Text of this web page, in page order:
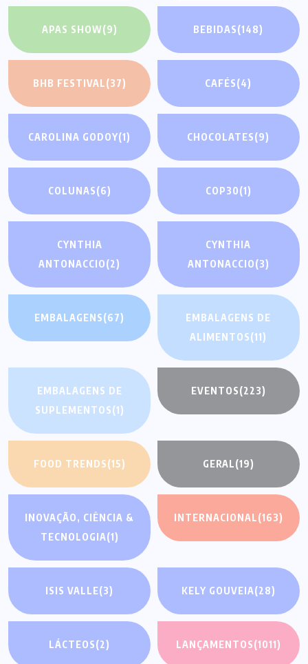
APAS SHOW(9) BEBIDAS(148)
BHB FESTIVAL(37) CAFÉS(4)
CAROLINA GODOY(1) CHOCOLATES(9)
COLUNAS(6) COP30(1)
CYNTHIA
ANTONACCIO(2)
CYNTHIA
ANTONACCIO(3)
EMBALAGENS(67)
EMBALAGENS DE
ALIMENTOS(11)
EMBALAGENS DE
SUPLEMENTOS(1)
EVENTOS(223)
FOOD TRENDS(15) GERAL(19)
INOVAÇÃO, CIÊNCIA &
TECNOLOGIA(1)
INTERNACIONAL(163)
ISIS VALLE(3) KELY GOUVEIA(28)
LÁCTEOS(2) LANÇAMENTOS(1011)